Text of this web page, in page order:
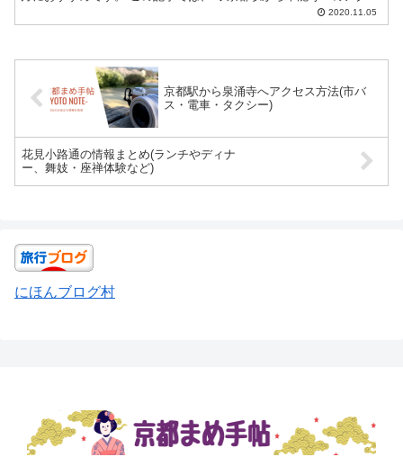
2020.11.05
京都駅から泉涌寺へアクセス方法(市バ
ス・電車・タクシー)
花見小路通の情報まとめ(ランチやディナ
ー、舞妓・座禅体験など)
にほんブログ村